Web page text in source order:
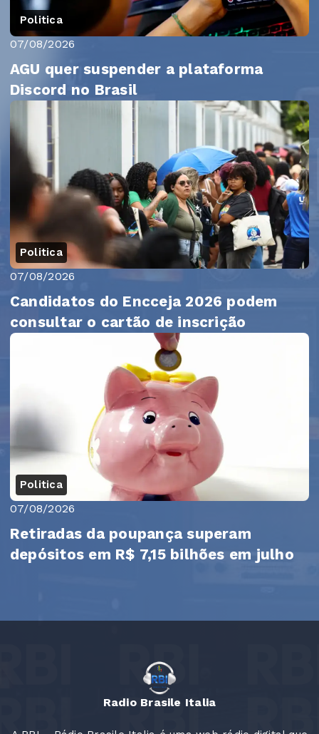
Politica
07/08/2026
AGU quer suspender a plataforma
Discord no Brasil
Politica
07/08/2026
Candidatos do Encceja 2026 podem
consultar o cartão de inscrição
Politica
07/08/2026
Retiradas da poupança superam
depósitos em R$ 7,15 bilhões em julho
Radio Brasile Italia